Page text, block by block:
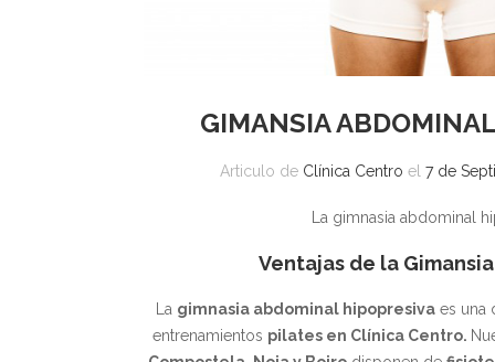
GIMANSIA
Articulo de Clínica Centro el 7 de
La gimnasia abdominal
Ventajas de la
La gimnasia abdominal hipopresivaes una
entrenamientos pilates en Clínica Centro.